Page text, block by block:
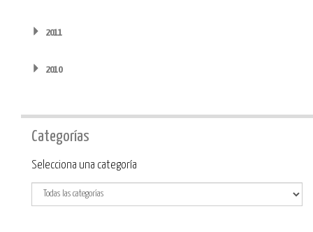
2011
2010
Categorías
Categoría
Selecciona una categoría